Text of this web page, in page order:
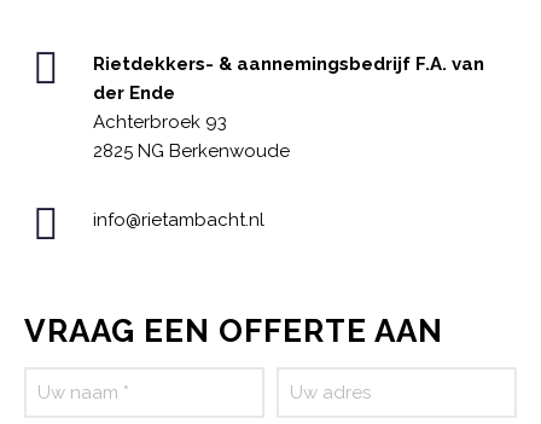
Rietdekkers- & aannemingsbedrijf F.A. van
der Ende
Achterbroek 93
2825 NG Berkenwoude
info@rietambacht.nl
VRAAG EEN OFFERTE AAN